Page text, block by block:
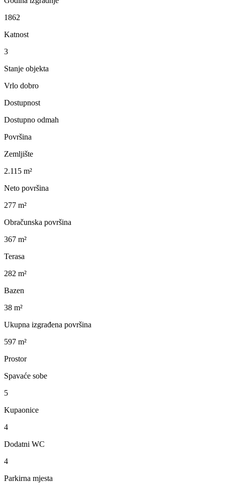
1862
Katnost
3
Stanje objekta
Vrlo dobro
Dostupnost
Dostupno odmah
Površina
Zemljište
2.115 m²
Neto površina
277 m²
Obračunska površina
367 m²
Terasa
282 m²
Bazen
38 m²
Ukupna izgrađena površina
597 m²
Prostor
Spavaće sobe
5
Kupaonice
4
Dodatni WC
4
Parkirna mjesta